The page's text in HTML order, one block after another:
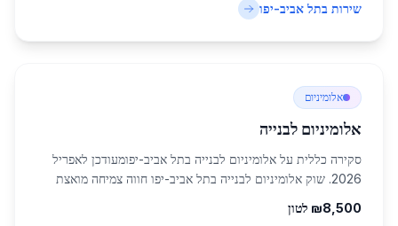
שירות בתל אביב-יפו
אלומיניום
אלומיניום לבנייה
סקירה כללית על אלומיניום לבנייה בתל אביב-יפומעודכן לאפריל
2026. שוק אלומיניום לבנייה בתל אביב-יפו חווה צמיחה מואצת
עם אוכלוסייה של כ-460,613 תושבים...
₪8,500 לטון